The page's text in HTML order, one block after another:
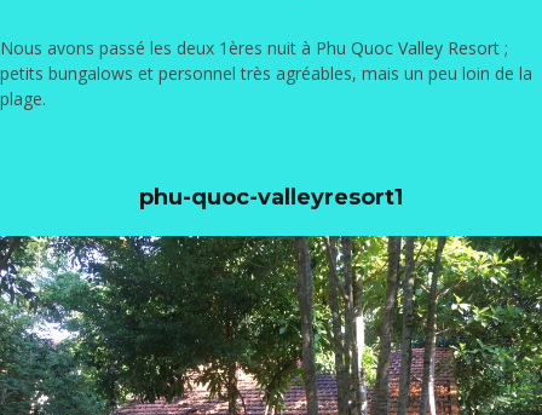
Nous avons passé les deux 1ères nuit à Phu Quoc Valley Resort ;
petits bungalows et personnel très agréables, mais un peu loin de la
plage.
phu-quoc-valleyresort1